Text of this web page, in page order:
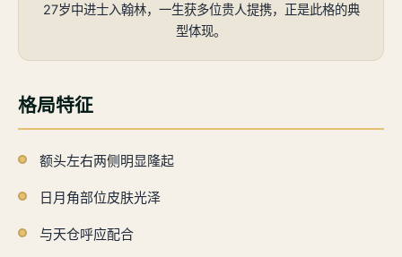
27岁中进士入翰林，一生获多位贵人提携，正是此格的典
型体现。
格局特征
额头左右两侧明显隆起
日月角部位皮肤光泽
与天仓呼应配合